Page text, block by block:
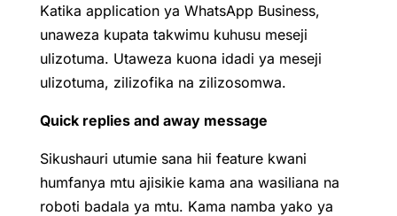
Katika application ya WhatsApp Business,
unaweza kupata takwimu kuhusu meseji
ulizotuma. Utaweza kuona idadi ya meseji
ulizotuma, zilizofika na zilizosomwa.
Quick replies and away message
Sikushauri utumie sana hii feature kwani
humfanya mtu ajisikie kama ana wasiliana na
roboti badala ya mtu. Kama namba yako ya